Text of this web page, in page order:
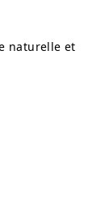
naturelle et